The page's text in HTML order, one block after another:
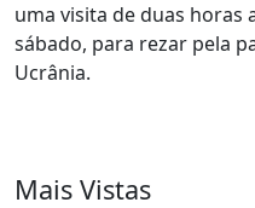
uma visita de duas horas
sábado, para rezar pela
Ucrânia.
Mais Vistas